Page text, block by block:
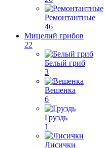
Ремонтантные
46
Мицелий грибов
22
Белый гриб
3
Вешенка
6
Груздь
1
Лисички